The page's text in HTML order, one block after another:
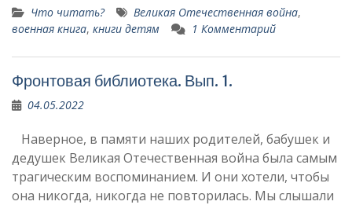
Что читать? Великая Отечественная война,
военная книга, книги детям 1 Комментарий
Фронтовая библиотека. Вып. 1.
04.05.2022
Наверное, в памяти наших родителей, бабушек и
дедушек Великая Отечественная война была самым
трагическим воспоминанием. И они хотели, чтобы
она никогда, никогда не повторилась. Мы слышали